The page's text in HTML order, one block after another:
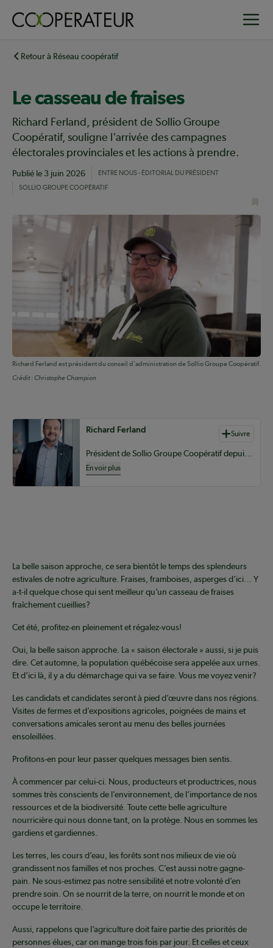
principalRetour à Réseau coopératif
Le casseau de fraises
Richard Ferland, président de Sollio Groupe
Coopératif, souligne l'arrivée des campagnes
électorales provinciales et les actions à prendre.
Publié le 3 juin 2026
ENTRE NOUS - ÉDITORIAL DU PRÉSIDENT
SOLLIO GROUPE COOPÉRATIF
Richard Ferland est président du conseil d'administration de Sollio Groupe Coopératif.
Crédit : Christophe Champion
Auteurs de contenu
Richard Ferland Suivre
Président de Sollio Groupe Coopératif depuis 2023
En voir plus
La belle saison approche, ce sera bientôt le temps des splendeurs
estivales de notre agriculture. Fraises, framboises, asperges d’ici… Y
a-t-il quelque chose qui sent meilleur qu’un casseau de fraises
fraîchement cueillies?
Cet été, profitez-en pleinement et régalez-vous!
Oui, la belle saison approche. La « saison électorale » aussi, si je puis
dire. Cet automne, la population québécoise sera appelée aux urnes.
Et d’ici là, il y a du démarchage qui va se faire. Vous me voyez venir?
Les candidats et candidates seront à pied d’œuvre dans nos régions.
Visites de fermes et d’expositions agricoles, poignées de mains et
conversations amicales seront au menu des belles journées
ensoleillées.
Profitons-en pour leur passer quelques messages bien sentis.
À commencer par celui-ci. Nous, producteurs et productrices, nous
sommes très conscients de l’environnement, de l’importance de nos
ressources et de la biodiversité. Toute cette belle agriculture
nourricière qui nous donne tant, on la protège. Nous en sommes les
gardiens et gardiennes.
Les terres, les cours d’eau, les forêts sont nos milieux de vie où
grandissent nos familles et nos proches. C’est aussi notre gagne-
pain. Ne sous-estimez pas notre sensibilité et notre volonté d’en
prendre soin. On se nourrit de la terre, on nourrit le monde et on
occupe le territoire.
Aussi, rappelons que l’agriculture doit faire partie des priorités de
personnes élues, car on mange trois fois par jour. Et celles et ceux